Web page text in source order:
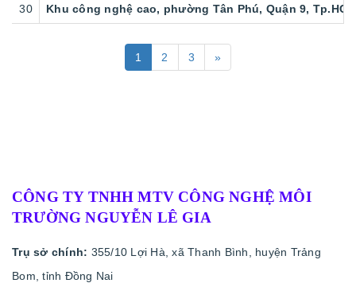
30 Khu công nghệ cao, phường Tân Phú, Quận 9,
1 2 3 »
CÔNG TY TNHH MTV CÔNG NGHỆ MÔI
TRƯỜNG NGUYỄN LÊ GIA
Trụ sở chính: 355/10 Lợi Hà, xã Thanh Bình, huyện Trảng
Bom, tỉnh Đồng Nai